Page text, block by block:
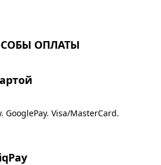
ОПЛАТЫ
GooglePay. Visa/MasterCard.